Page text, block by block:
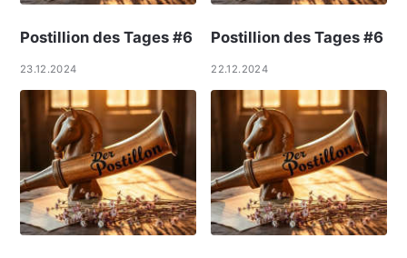
Postillion des Tages #6
23.12.2024
Postillion des Tages #6
22.12.2024